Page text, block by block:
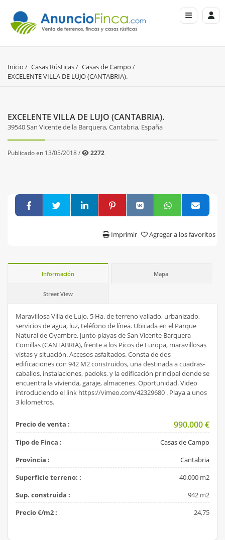
Inicio Casas Rústicas
Casas de Campo
EXCELENTE VILLA DE LUJO (CANTABRIA).
EXCELENTE VILLA DE LUJO (CANTABRIA).
39540 San Vicente de la Barquera, Cantabria, España
Publicado en 13/05/2018 / 2272
Agregar a los favoritos
Imprimir
Información Mapa
Street View
Maravillosa Villa de Lujo, 5 Ha. de terreno vallado, urbanizado,
servicios de agua, luz, teléfono de línea. Ubicada en el Parque
Natural de Oyambre, junto playas de San Vicente Barquera-
Comillas (CANTABRIA), frente a los Picos de Europa, maravillosas
vistas y situación. Accesos asfaltados. Consta de dos
edificaciones con 942 M2 construidos, una destinada a cuadras-
caballos, instalaciones, padoks, y la edificación principal donde se
encuentra la vivienda, garaje, almacenes. Oportunidad. Video
introduciendo el link https://vimeo.com/42329680 . Playa a unos
3 kilometros.
Precio de venta : 990.000€
Tipo de Finca :
Casas de Campo
Provincia :
Cantabria
Superficie terreno: :
40.000 m2
Sup. construida :
942 m2
Precio €/m2 :
24,75